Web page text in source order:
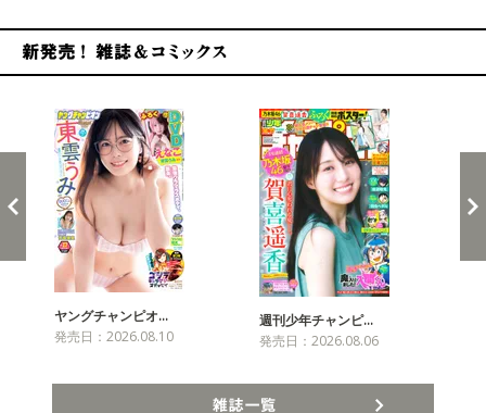
ヤングチャンピオ…
発売日：2026.08.10
週刊少年チャンピ…
発売日：2026.08.06